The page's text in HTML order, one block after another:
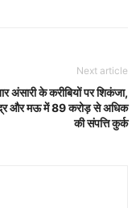
Next article
अंसारी के करीबियों पर शिकंजा,
और मऊ में 89 करोड़ से अधिक
की संपत्ति कुर्क